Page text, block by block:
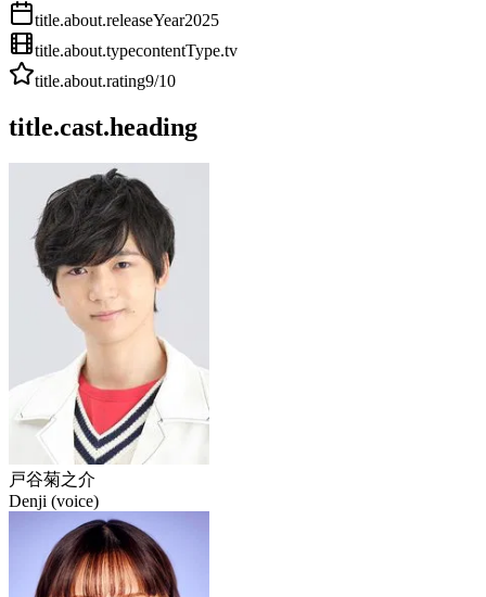
title.about.releaseYear2025
title.about.typecontentType.tv
title.about.rating9/10
title.cast.heading
戸谷菊之介
Denji (voice)